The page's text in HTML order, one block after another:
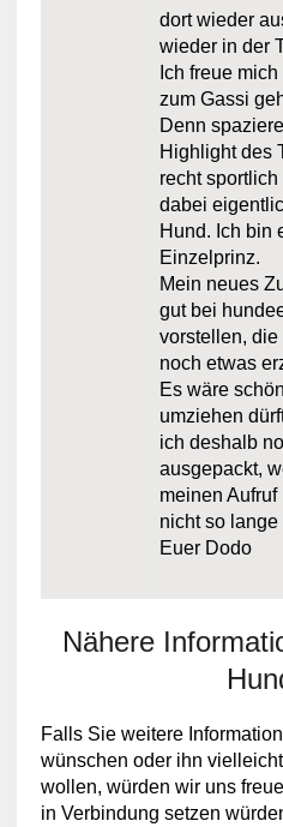
dort wieder
wieder in der
Ich freue
zum Gassi
Denn
Highlight des
recht
dabei
Hund. Ich bin
Einzelprinz.
Mein neues
gut bei
vorstellen,
noch etwas
Es wäre
umziehen
ich deshalb
ausgepackt,
meinen
nicht so lange
Euer Dodo
Nähere
Falls Sie weitere
wünschen oder ihn
wollen, würden wir uns
in Verbindung setzen